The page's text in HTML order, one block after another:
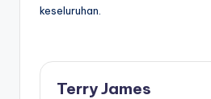
keseluruhan.
Terry James